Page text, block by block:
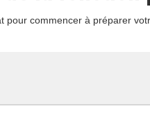
commencer à préparer